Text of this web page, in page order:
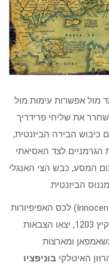
מול אפשרות עימות מול
את שליחי פרידריך
1190, תחת איום כיבוש הבירה הביזנטית,
הגרמניים לצד האסיאתי
המסע, כבש הצי האנגלי
הביזנטית.
(Innocent III) לכס האפיפיורות
בשנת 1198, הוא קרא למסע צלב נוסף. בקיץ 1203, יצאו הצבאות
ומארצות
האיטלקי בוניפציו